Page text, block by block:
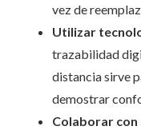
vez de
Utilizar
trazabilidad
distancia sirve
demostrar
Colaborar con